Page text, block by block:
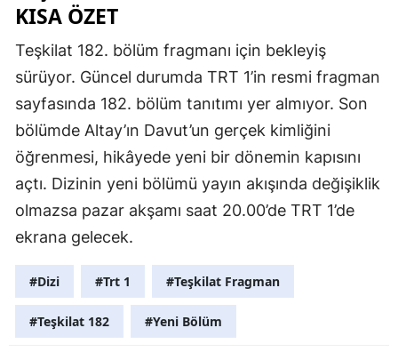
KISA ÖZET
Teşkilat 182. bölüm fragmanı için bekleyiş
sürüyor. Güncel durumda TRT 1’in resmi fragman
sayfasında 182. bölüm tanıtımı yer almıyor. Son
bölümde Altay’ın Davut’un gerçek kimliğini
öğrenmesi, hikâyede yeni bir dönemin kapısını
açtı. Dizinin yeni bölümü yayın akışında değişiklik
olmazsa pazar akşamı saat 20.00’de TRT 1’de
ekrana gelecek.
#Dizi #Trt 1 #Teşkilat Fragman
#Teşkilat 182 #Yeni Bölüm